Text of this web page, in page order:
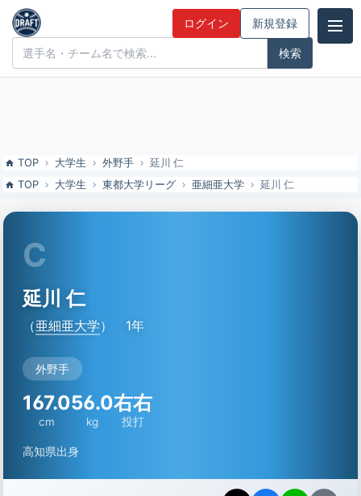
延川 仁（亜細亜大）の特徴とドラフト評価 | ドラフト候補とみんなの
評価
ドラフト候補とみんなの評価 ログイン 新規登録
TOP 大学生 外野手
延川 仁
TOP
大学生 東都大学リーグ 亜細亜大学 延川 仁
C
延川 仁
（亜細亜大学） 1年
外野手
167.0
cm
56.0
kg
右右
投打
高知県出身